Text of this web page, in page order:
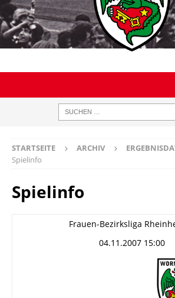
STARTSEITE ARCHIV
Spielinfo
Spielinfo
Frauen-Bezirksliga
04.11.2007 15:00